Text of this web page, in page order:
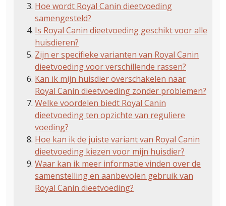
Hoe wordt Royal Canin dieetvoeding
samengesteld?
Is Royal Canin dieetvoeding geschikt voor alle
huisdieren?
Zijn er specifieke varianten van Royal Canin
dieetvoeding voor verschillende rassen?
Kan ik mijn huisdier overschakelen naar
Royal Canin dieetvoeding zonder problemen?
Welke voordelen biedt Royal Canin
dieetvoeding ten opzichte van reguliere
voeding?
Hoe kan ik de juiste variant van Royal Canin
dieetvoeding kiezen voor mijn huisdier?
Waar kan ik meer informatie vinden over de
samenstelling en aanbevolen gebruik van
Royal Canin dieetvoeding?